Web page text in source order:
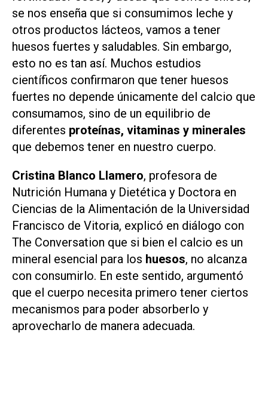
se nos enseña que si consumimos leche y
otros productos lácteos, vamos a tener
huesos fuertes y saludables. Sin embargo,
esto no es tan así. Muchos estudios
científicos confirmaron que tener huesos
fuertes no depende únicamente del calcio que
consumamos, sino de un equilibrio de
diferentes proteínas, vitaminas y minerales
que debemos tener en nuestro cuerpo.
Cristina Blanco Llamero, profesora de
Nutrición Humana y Dietética y Doctora en
Ciencias de la Alimentación de la Universidad
Francisco de Vitoria, explicó en diálogo con
The Conversation que si bien el calcio es un
mineral esencial para los huesos, no alcanza
con consumirlo. En este sentido, argumentó
que el cuerpo necesita primero tener ciertos
mecanismos para poder absorberlo y
aprovecharlo de manera adecuada.